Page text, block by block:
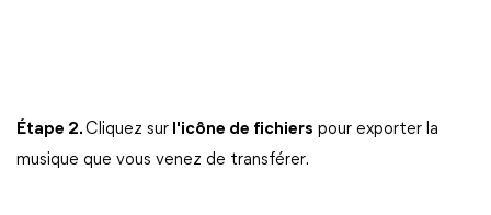
Étape 2.Cliquez sur l'icône de fichiers pour exporter la
musique que vous venez de transférer.